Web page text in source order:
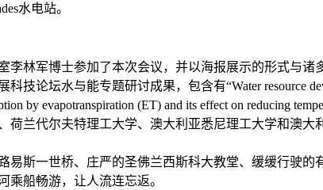
水电站。
林军博士参加了本次会议，并以海报展示的形式与诸
论坛水与能专题研讨成果，包含有“Water resource
by evapotranspiration (ET) and its effect on
荷兰代尔夫特理工大学、澳大利亚悉尼理工大学和澳
易斯一世桥、庄严的圣佛兰西斯科大教堂、缓缓行驶
乘船畅游，让人流连忘返。